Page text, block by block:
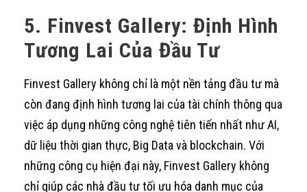
5. Finvest Gallery: Định Hình
Tương Lai Của Đầu Tư
Finvest Gallery không chỉ là một nền tảng đầu tư mà
còn đang định hình tương lai của tài chính thông qua
việc áp dụng những công nghệ tiên tiến nhất như AI,
dữ liệu thời gian thực, Big Data và blockchain. Với
những công cụ hiện đại này, Finvest Gallery không
chỉ giúp các nhà đầu tư tối ưu hóa danh mục của